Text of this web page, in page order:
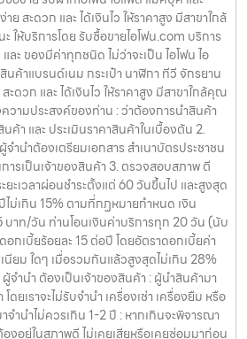
ย สะดวก และ ได้เงินไว ให้ราคาสูง มีสาขาใกล้
ห้บริการโดย รับซื้อขายไอโฟน.com บริการ
ะ ของมีค่าทุกชนิด ไม่ว่าจะเป็น ไอโฟน ไอ
ค้าแบรนด์เนม กระเป๋า นาฬิกา ทีวี จักรยาน
ะดวก และ ได้เงินไว ให้ราคาสูง มีสาขาใกล้คุณ
ความประสงค์ของท่าน : ว่าต้องการนำสินค้า
ค้า และ ประเมินราคาสินค้าในเบื้องต้น 2.
นำต้องเตรียมเอกสาร สำเนาบัตรประชาชน
ารเป็นเจ้าของสินค้า 3. ตรวจสอบสภาพ ตี
ยะเวลาผ่อนชำระตั้งแต่ 60 วันขึ้นไป และสูงสุด
ม่เกิน 15% ตามที่กฏหมายกำหนด เงิน
บาท/วัน ท่านโอนเงินค่าบริการทุก 20 วัน (นับ
กเบี้ยร้อยละ 15 ต่อปี โดยอัตราดอกเบี้ยค่า
นียม ใดๆ เมื่อรวมกันแล้วสูงสุดไม่เกิน 28%
ผู้จำนำ ต้องเป็นเจ้าของสินค้า : ผู้นำสินค้ามา
ดยเราจะไม่รับจำนำ เครื่องเช่า เครื่องยืม หรือ
ำนำไม่ควรเกิน 1-2 ปี : หากเกินจะพิจารณา
งอยู่ในสภาพดี ไม่เคยเสียหรือเคยซ่อมมาก่อน